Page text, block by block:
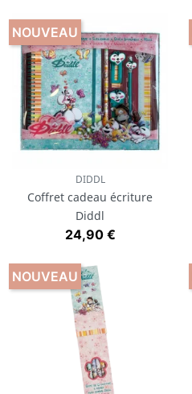
DIDDL
Coffret cadeau écriture
Diddl
Prix
24,90 €
NOUVEAU
NOUVEAU